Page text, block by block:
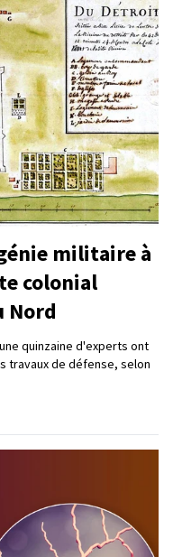
militaire à
colonial
Nord
quinzaine d'experts ont
travaux de défense, selon